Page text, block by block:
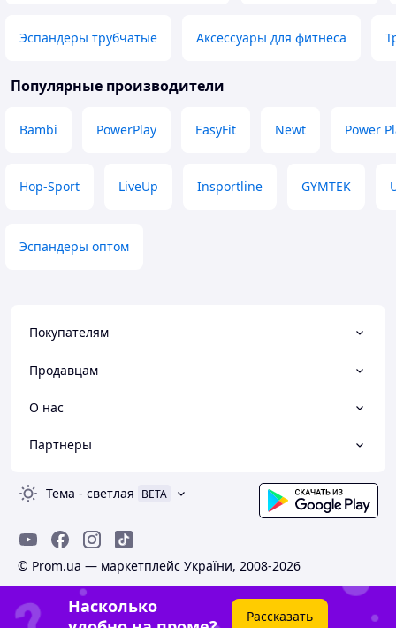
Эспандеры трубчатые Аксессуары для фитнеса
Популярные производители
Bambi PowerPlay EasyFit Newt Power
Hop-Sport LiveUp Insportline GYMTEK
Эспандеры оптом
Покупателям
Продавцам
О нас
Партнеры
Тема - светлая BETA
© Prom.ua — маркетплейс України, 2008-2026
Насколько
Рассказать